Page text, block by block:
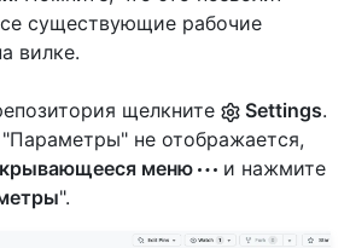
существующие рабочие
вилке.
щелкните Settings.
не отображается,
меню
и нажмите
".